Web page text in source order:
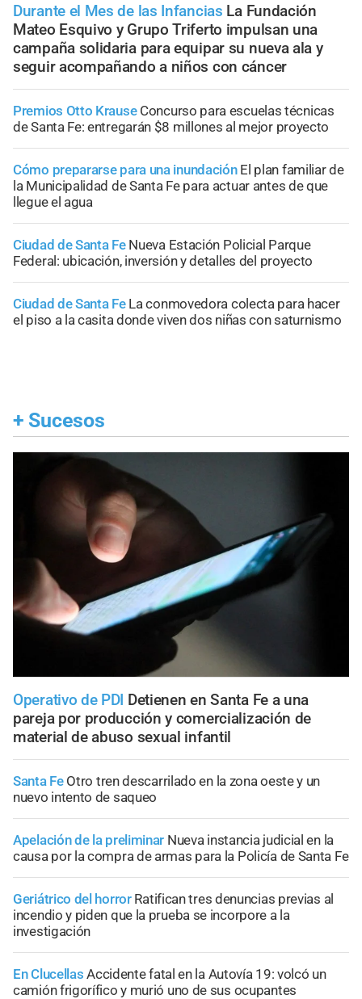
Durante el Mes de las Infancias La Fundación
Mateo Esquivo y Grupo Triferto impulsan una
campaña solidaria para equipar su nueva ala y
seguir acompañando a niños con cáncer
Premios Otto Krause Concurso para escuelas técnicas
de Santa Fe: entregarán $8 millones al mejor proyecto
Cómo prepararse para una inundación El plan familiar de
la Municipalidad de Santa Fe para actuar antes de que
llegue el agua
Ciudad de Santa Fe Nueva Estación Policial Parque
Federal: ubicación, inversión y detalles del proyecto
Ciudad de Santa Fe La conmovedora colecta para hacer
el piso a la casita donde viven dos niñas con saturnismo
+ Sucesos
Operativo de PDI Detienen en Santa Fe a una
pareja por producción y comercialización de
material de abuso sexual infantil
Santa Fe Otro tren descarrilado en la zona oeste y un
nuevo intento de saqueo
Apelación de la preliminar Nueva instancia judicial en la
causa por la compra de armas para la Policía de Santa Fe
Geriátrico del horror Ratifican tres denuncias previas al
incendio y piden que la prueba se incorpore a la
investigación
En Clucellas Accidente fatal en la Autovía 19: volcó un
camión frigorífico y murió uno de sus ocupantes